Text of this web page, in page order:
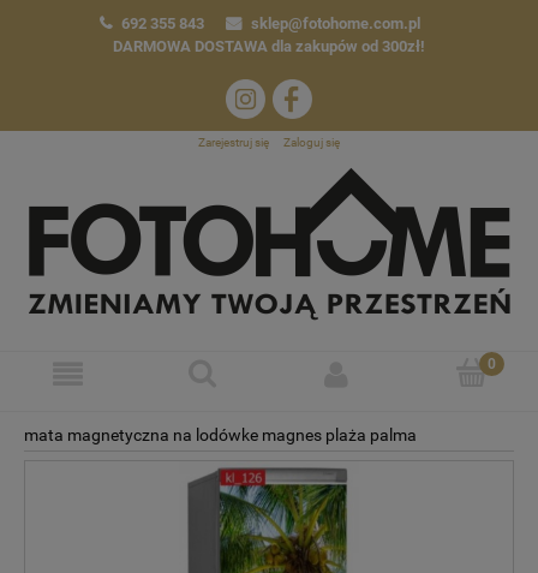
692 355 843
sklep@fotohome.com.pl
DARMOWA DOSTAWA dla zakupów od 300zł!
Zarejestruj się Zaloguj się
mata magnetyczna na lodówke magnes plaża palma